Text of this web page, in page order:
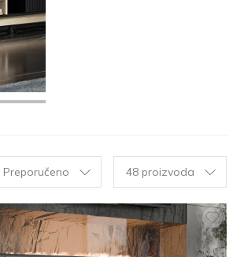
Preporučeno 48 proizvoda